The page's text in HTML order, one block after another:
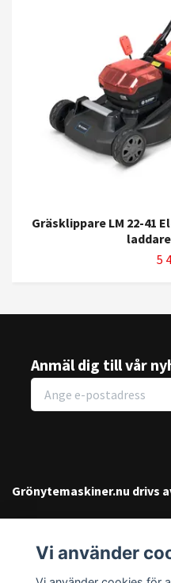
Gräsklippare LM 22-41
5
Anmäl dig till vår
Grönytemaskiner.nu drivs
Vi använder